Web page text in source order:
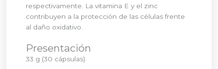
respectivamente. La vitamina E y el zinc
contribuyen a la protección de las células frente
al daño oxidativo.
Presentación
33 g (30 cápsulas).